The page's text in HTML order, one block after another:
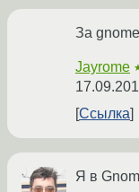
За
Jayrome
Ссылка
Я в